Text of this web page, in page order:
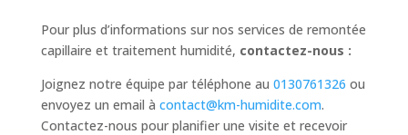
Pour plus d’informations sur nos services de remontée
capillaire et traitement humidité, contactez-nous :
Joignez notre équipe par téléphone au 0130761326 ou
envoyez un email à contact@km-humidite.com.
Contactez-nous pour planifier une visite et recevoir